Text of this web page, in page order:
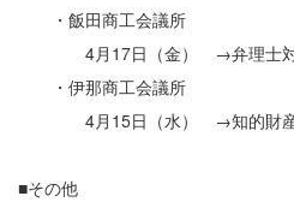
・飯田商工会議所
4月17日（金） →弁理士
・伊那商工会議所
4月15日（水） →知的財産
■その他